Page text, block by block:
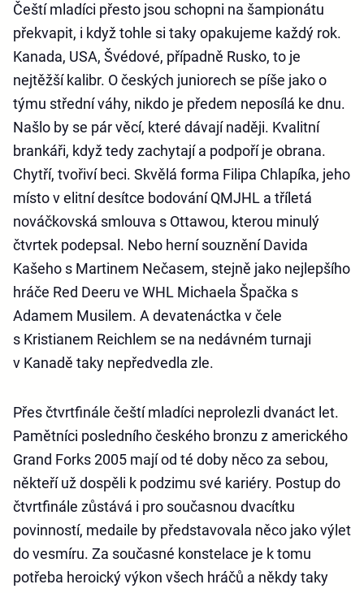
Čeští mladíci přesto jsou schopni na šampionátu
překvapit, i když tohle si taky opakujeme každý rok.
Kanada, USA, Švédové, případně Rusko, to je
nejtěžší kalibr. O českých juniorech se píše jako o
týmu střední váhy, nikdo je předem neposílá ke dnu.
Našlo by se pár věcí, které dávají naději. Kvalitní
brankáři, když tedy zachytají a podpoří je obrana.
Chytří, tvořiví beci. Skvělá forma Filipa Chlapíka, jeho
místo v elitní desítce bodování QMJHL a tříletá
nováčkovská smlouva s Ottawou, kterou minulý
čtvrtek podepsal. Nebo herní souznění Davida
Kašeho s Martinem Nečasem, stejně jako nejlepšího
hráče Red Deeru ve WHL Michaela Špačka s
Adamem Musilem. A devatenáctka v čele
s Kristianem Reichlem se na nedávném turnaji
v Kanadě taky nepředvedla zle.
Přes čtvrtfinále čeští mladíci neprolezli dvanáct let.
Pamětníci posledního českého bronzu z amerického
Grand Forks 2005 mají od té doby něco za sebou,
někteří už dospěli k podzimu své kariéry. Postup do
čtvrtfinále zůstává i pro současnou dvacítku
povinností, medaile by představovala něco jako výlet
do vesmíru. Za současné konstelace je k tomu
potřeba heroický výkon všech hráčů a někdy taky